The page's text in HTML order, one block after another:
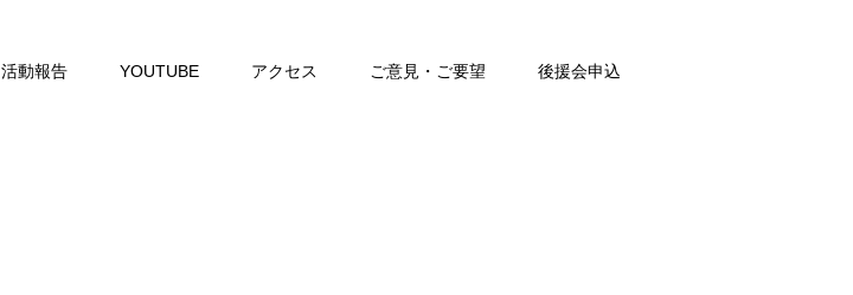
活動報告 YOUTUBE アクセス ご意見・ご要望 後援会申込